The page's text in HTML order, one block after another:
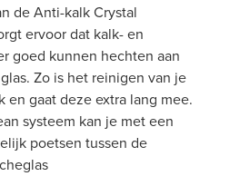
de Anti-kalk Crystal
ervoor dat kalk- en
goed kunnen hechten aan
Zo is het reinigen van je
en gaat deze extra lang mee.
systeem kan je met een
poetsen tussen de